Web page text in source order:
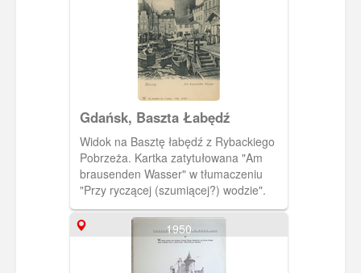
Gdańsk, Baszta Łabędź
Widok na Basztę łabędź z Rybackiego
Pobrzeża. Kartka zatytułowana "Am
brausenden Wasser" w tłumaczeniu
"Przy ryczącej (szumiącej?) wodzie".
1950